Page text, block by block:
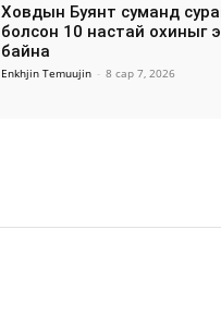
Ховдын Буянт суманд
болсон 10 настай охиныг
байна
Enkhjin Temuujin - 8 сар 7, 2026